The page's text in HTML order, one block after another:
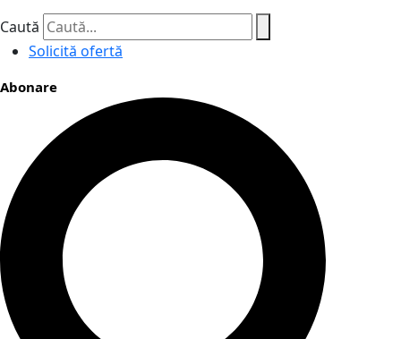
Caută
Solicită ofertă
Abonare